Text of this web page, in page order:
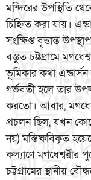
মন্দিরের উপস্থিতি
চিহ্নিত করা যায়।
সংক্ষিপ্ত বৃত্তান্ত
বস্তুত চট্টগ্রামে
ভূমিকার কথা
গর্ভবতী হলে তার
করতো। আবার,
প্রচলন ছিল, যখন
নয়) মস্তিষ্কবিকৃত
কল্যাণে মগধেশ্বরীর
চট্টগ্রামের স্থানীয়